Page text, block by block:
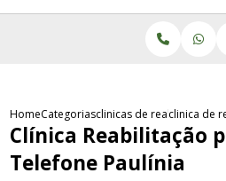
HomeCategoriasclinicas de reabilitacao
clinica de
Clínica Reabilitação
Telefone Paulínia